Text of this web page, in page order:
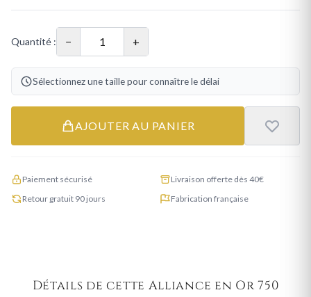
Quantité : − +
Sélectionnez une taille pour connaître le délai
AJOUTER AU PANIER
Paiement sécurisé
Livraison offerte dès 40€
Retour gratuit 90 jours
Fabrication française
Détails de cette Alliance en Or 750